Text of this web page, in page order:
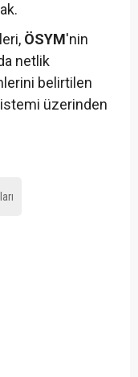
ÖSYM'nin
netlik
belirtilen
üzerinden